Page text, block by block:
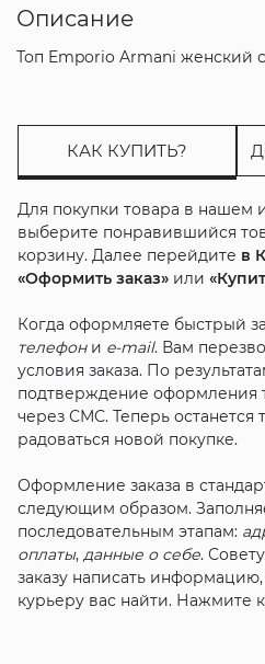
Описание
Топ Emporio Armani женский с
КАК КУПИТЬ?
Для покупки товара в нашем
выберите понравившийся
корзину. Далее перейдите в
«Оформить заказ»или
Когда оформляете быстрый
телефони e-mail. Вам
условия заказа. По
подтверждение оформления
через СМС. Теперь останется
радоваться новой покупке.
Оформление заказа в
следующим образом.
последовательным этапам:
оплаты, данные о себе.
заказу написать
курьеру вас найти. Нажмите